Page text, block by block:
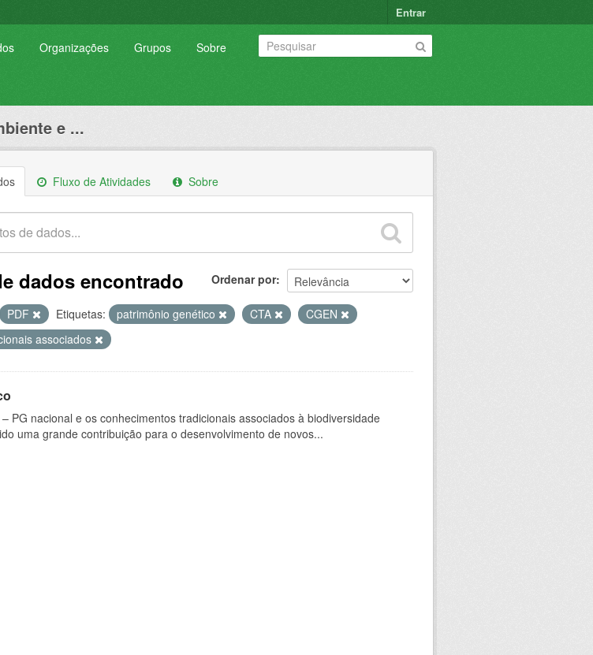
Entrar
Organizações Grupos Sobre
e ...
Fluxo de Atividades Sobre
Ordenar por
dados encontrado
PDF Etiquetas: patrimônio genético CTA
CGEN
associados
PG nacional e os conhecimentos tradicionais associados à biodiversidade
uma grande contribuição para o desenvolvimento de novos...